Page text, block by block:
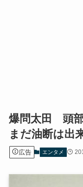
爆問太田 頭
まだ油断は出
広告 エンタメ